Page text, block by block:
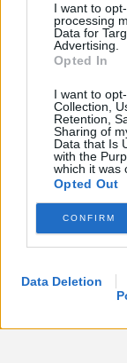
I want to
processing
Data for
Advertising.
Opted In
I want to
Collection,
Retention,
Sharing of
Data that Is
with the
which it was
Opted Out
CONFIRM
Data Deletion
DOPO I RECENTI
Sicurezza a
serve
non
Redazione